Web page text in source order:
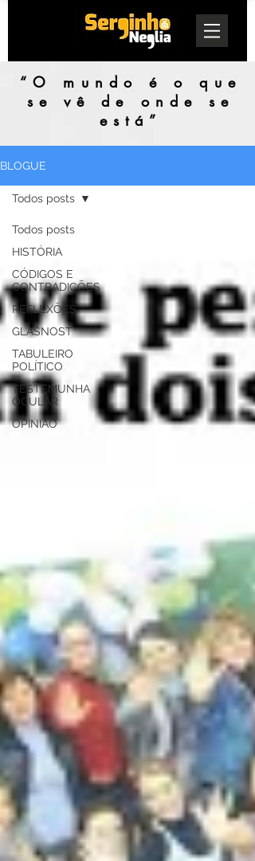
“O mundo é o que
se vê de onde se
está”
BLOGUE
Todos posts
HISTÓRIA
CÓDIGOS E
CONTRADIÇÕES
REFLEXÕES
GLASNOST
TABULEIRO
POLÍTICO
TESTEMUNHA
OCULAR
OPINIÃO
Todos posts